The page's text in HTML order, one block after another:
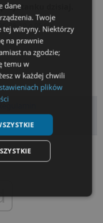
dzisiaj.
08-10 o 05:00
dane
Twoje
tej witryny. Niektórzy
na prawnie
na zgodzie;
temu w
w każdej chwili
plików
Targetowanie